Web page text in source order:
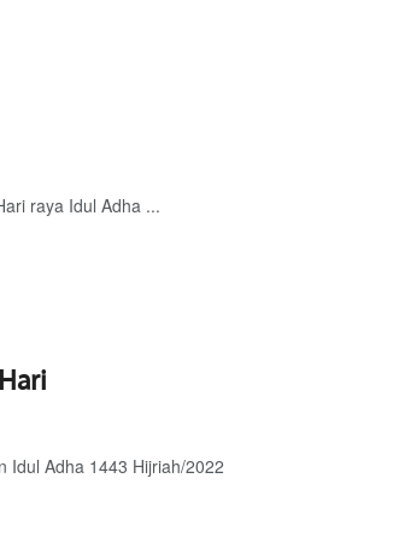
raya Idul Adha ...
Idul Adha 1443 Hijriah/2022